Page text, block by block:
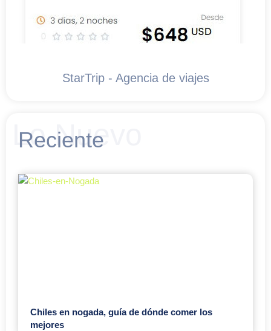
StarTrip - Agencia de viajes
Lo Nuevo
Reciente
Chiles en nogada, guía de dónde comer los
mejores